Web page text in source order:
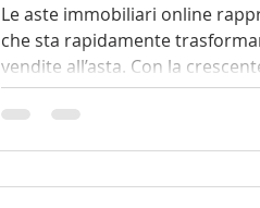
Le aste immobiliari online rappresentano una novità
che sta rapidamente
vendite all’asta. Con la